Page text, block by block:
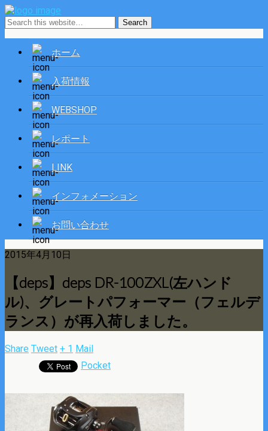
ホーム
入荷情報
WEBSHOP
レポート
LINK
インフォメーション
お問い合わせ
2015年4月10日
【deps】deps DR-100ZXL(左ハンド
ル)、グレートパフォーマー（フェルデ
ランス）が再入荷しました。
Share Tweet + 1 Mail
Pocket